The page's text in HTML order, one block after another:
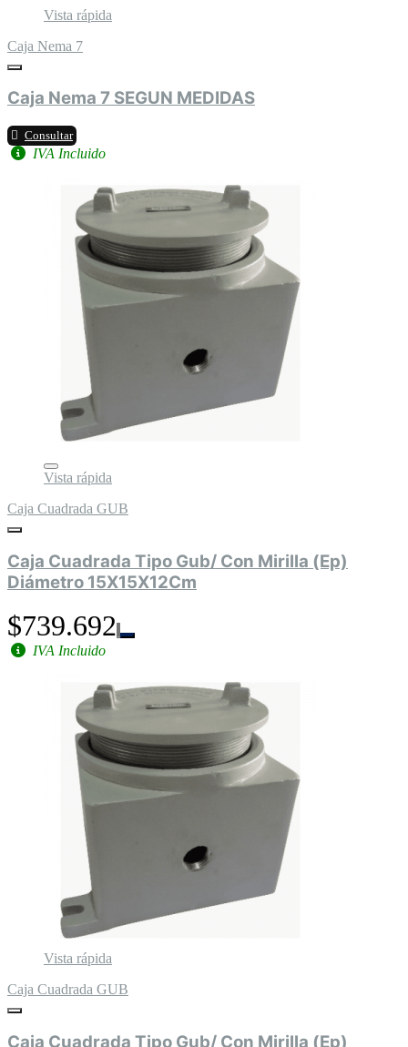
Vista rápida
Caja Nema 7
Caja Nema 7 SEGUN MEDIDAS
Consultar
IVA Incluido
Vista rápida
Caja Cuadrada GUB
Caja Cuadrada Tipo Gub/ Con Mirilla (Ep)
Diámetro 15X15X12Cm
$739.692
IVA Incluido
Vista rápida
Caja Cuadrada GUB
Caja Cuadrada Tipo Gub/ Con Mirilla (Ep)